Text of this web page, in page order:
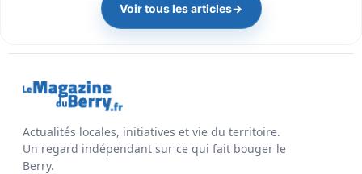
Voir tous les articles→
Actualités locales, initiatives et vie du territoire.
Un regard indépendant sur ce qui fait bouger le
Berry.